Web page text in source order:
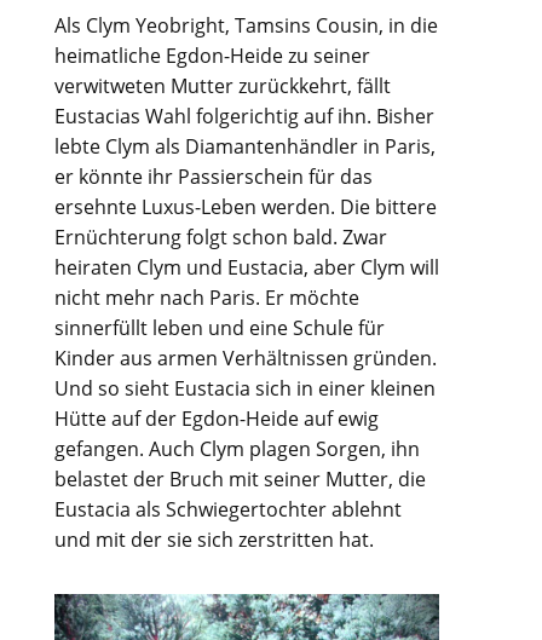
Als Clym Yeobright, Tamsins Cousin, in die
heimatliche Egdon-Heide zu seiner
verwitweten Mutter zurückkehrt, fällt
Eustacias Wahl folgerichtig auf ihn. Bisher
lebte Clym als Diamantenhändler in Paris,
er könnte ihr Passierschein für das
ersehnte Luxus-Leben werden. Die bittere
Ernüchterung folgt schon bald. Zwar
heiraten Clym und Eustacia, aber Clym will
nicht mehr nach Paris. Er möchte
sinnerfüllt leben und eine Schule für
Kinder aus armen Verhältnissen gründen.
Und so sieht Eustacia sich in einer kleinen
Hütte auf der Egdon-Heide auf ewig
gefangen. Auch Clym plagen Sorgen, ihn
belastet der Bruch mit seiner Mutter, die
Eustacia als Schwiegertochter ablehnt
und mit der sie sich zerstritten hat.